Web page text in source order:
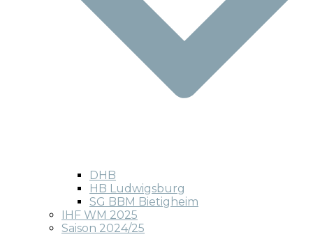
DHB
HB Ludwigsburg
SG BBM Bietigheim
IHF WM 2025
Saison 2024/25